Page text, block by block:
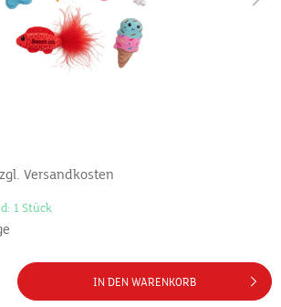
Versandkosten
1 Stück
IN DEN WARENKORB